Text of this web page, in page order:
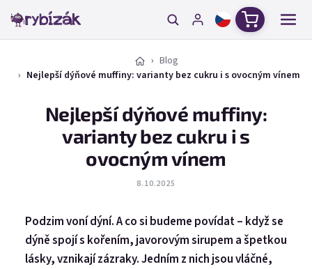
Přejít na obsah
Nákupní
Blog
Nejlepší dýňové muffiny: varianty bez cukru i s ovocným vínem
Nejlepší dýňové muffiny:
varianty bez cukru i s
ovocným vínem
8.10.2025
Podzim voní dýní. A co si budeme povídat – když se
dýně spojí s kořením, javorovým sirupem a špetkou
lásky, vznikají zázraky. Jedním z nich jsou vláčné,